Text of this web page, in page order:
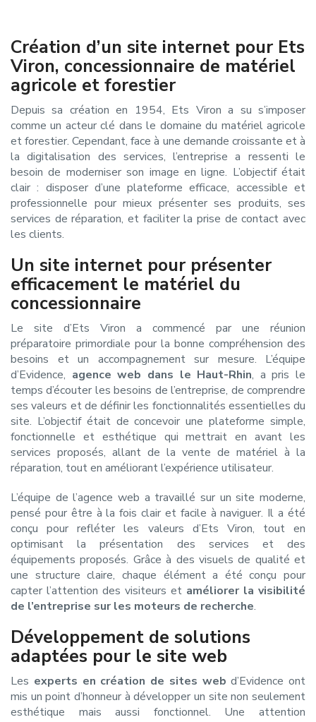
Création d’un site internet pour Ets
Viron, concessionnaire de matériel
agricole et forestier
Depuis sa création en 1954, Ets Viron a su s’imposer
comme un acteur clé dans le domaine du matériel agricole
et forestier. Cependant, face à une demande croissante et à
la digitalisation des services, l’entreprise a ressenti le
besoin de moderniser son image en ligne. L’objectif était
clair : disposer d’une plateforme efficace, accessible et
professionnelle pour mieux présenter ses produits, ses
services de réparation, et faciliter la prise de contact avec
les clients.
Un site internet pour présenter
efficacement le matériel du
concessionnaire
Le site d’Ets Viron a commencé par une réunion
préparatoire primordiale pour la bonne compréhension des
besoins et un accompagnement sur mesure. L’équipe
d’Evidence, agence web dans le Haut-Rhin, a pris le
temps d’écouter les besoins de l’entreprise, de comprendre
ses valeurs et de définir les fonctionnalités essentielles du
site. L’objectif était de concevoir une plateforme simple,
fonctionnelle et esthétique qui mettrait en avant les
services proposés, allant de la vente de matériel à la
réparation, tout en améliorant l’expérience utilisateur.
L’équipe de l’agence web a travaillé sur un site moderne,
pensé pour être à la fois clair et facile à naviguer. Il a été
conçu pour refléter les valeurs d’Ets Viron, tout en
optimisant la présentation des services et des
équipements proposés. Grâce à des visuels de qualité et
une structure claire, chaque élément a été conçu pour
capter l’attention des visiteurs et améliorer la visibilité
de l’entreprise sur les moteurs de recherche.
Développement de solutions
adaptées pour le site web
Les experts en création de sites web d’Evidence ont
mis un point d’honneur à développer un site non seulement
esthétique mais aussi fonctionnel. Une attention